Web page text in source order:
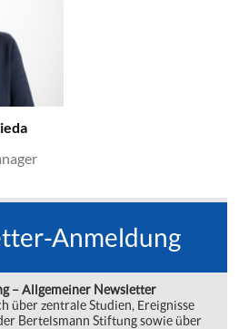
Anmeldung
– Allgemeiner Newsletter
über zentrale Studien, Ereignisse
Bertelsmann Stiftung sowie über